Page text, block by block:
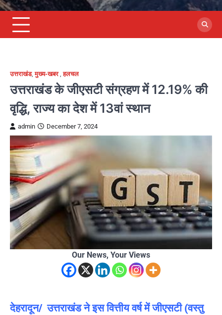
उत्तराखंड,मुख्य-खबर,हलचल
उत्तराखंड के जीएसटी संग्रहण में 12.19% की
वृद्धि, राज्य का देश में 13वां स्थान
admin December 7, 2024
Our News, Your Views
देहरादून/ उत्तराखंड ने इस वित्तीय वर्ष में जीएसटी (वस्तु